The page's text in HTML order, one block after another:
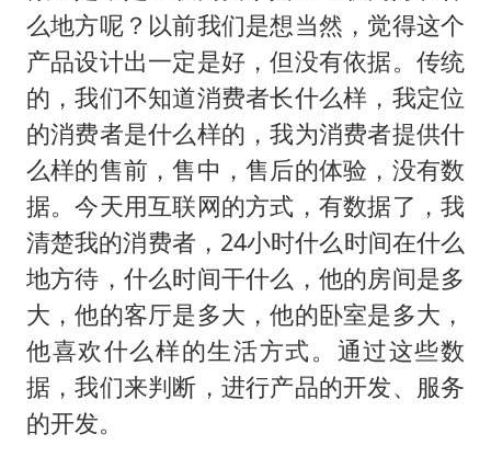
么地方呢？以前我们是想当然，觉得这个
产品设计出一定是好，但没有依据。传统
的，我们不知道消费者长什么样，我定位
的消费者是什么样的，我为消费者提供什
么样的售前，售中，售后的体验，没有数
据。今天用互联网的方式，有数据了，我
清楚我的消费者，24小时什么时间在什么
地方待，什么时间干什么，他的房间是多
大，他的客厅是多大，他的卧室是多大，
他喜欢什么样的生活方式。通过这些数
据，我们来判断，进行产品的开发、服务
的开发。